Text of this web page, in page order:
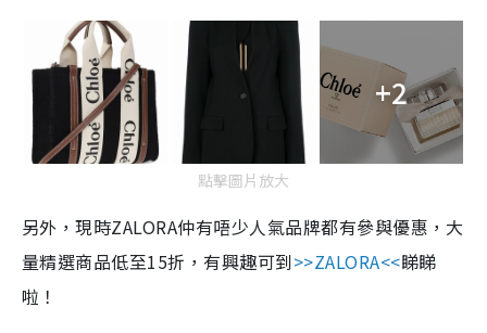
+2
點擊圖片放大
另外，現時ZALORA仲有唔少人氣品牌都有參與優惠，大
量精選商品低至15折，有興趣可到>>ZALORA<<睇睇
啦！